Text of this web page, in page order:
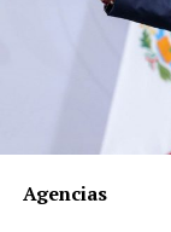
propiedades
millones de
recientemente
Los
de Golf
Agencias